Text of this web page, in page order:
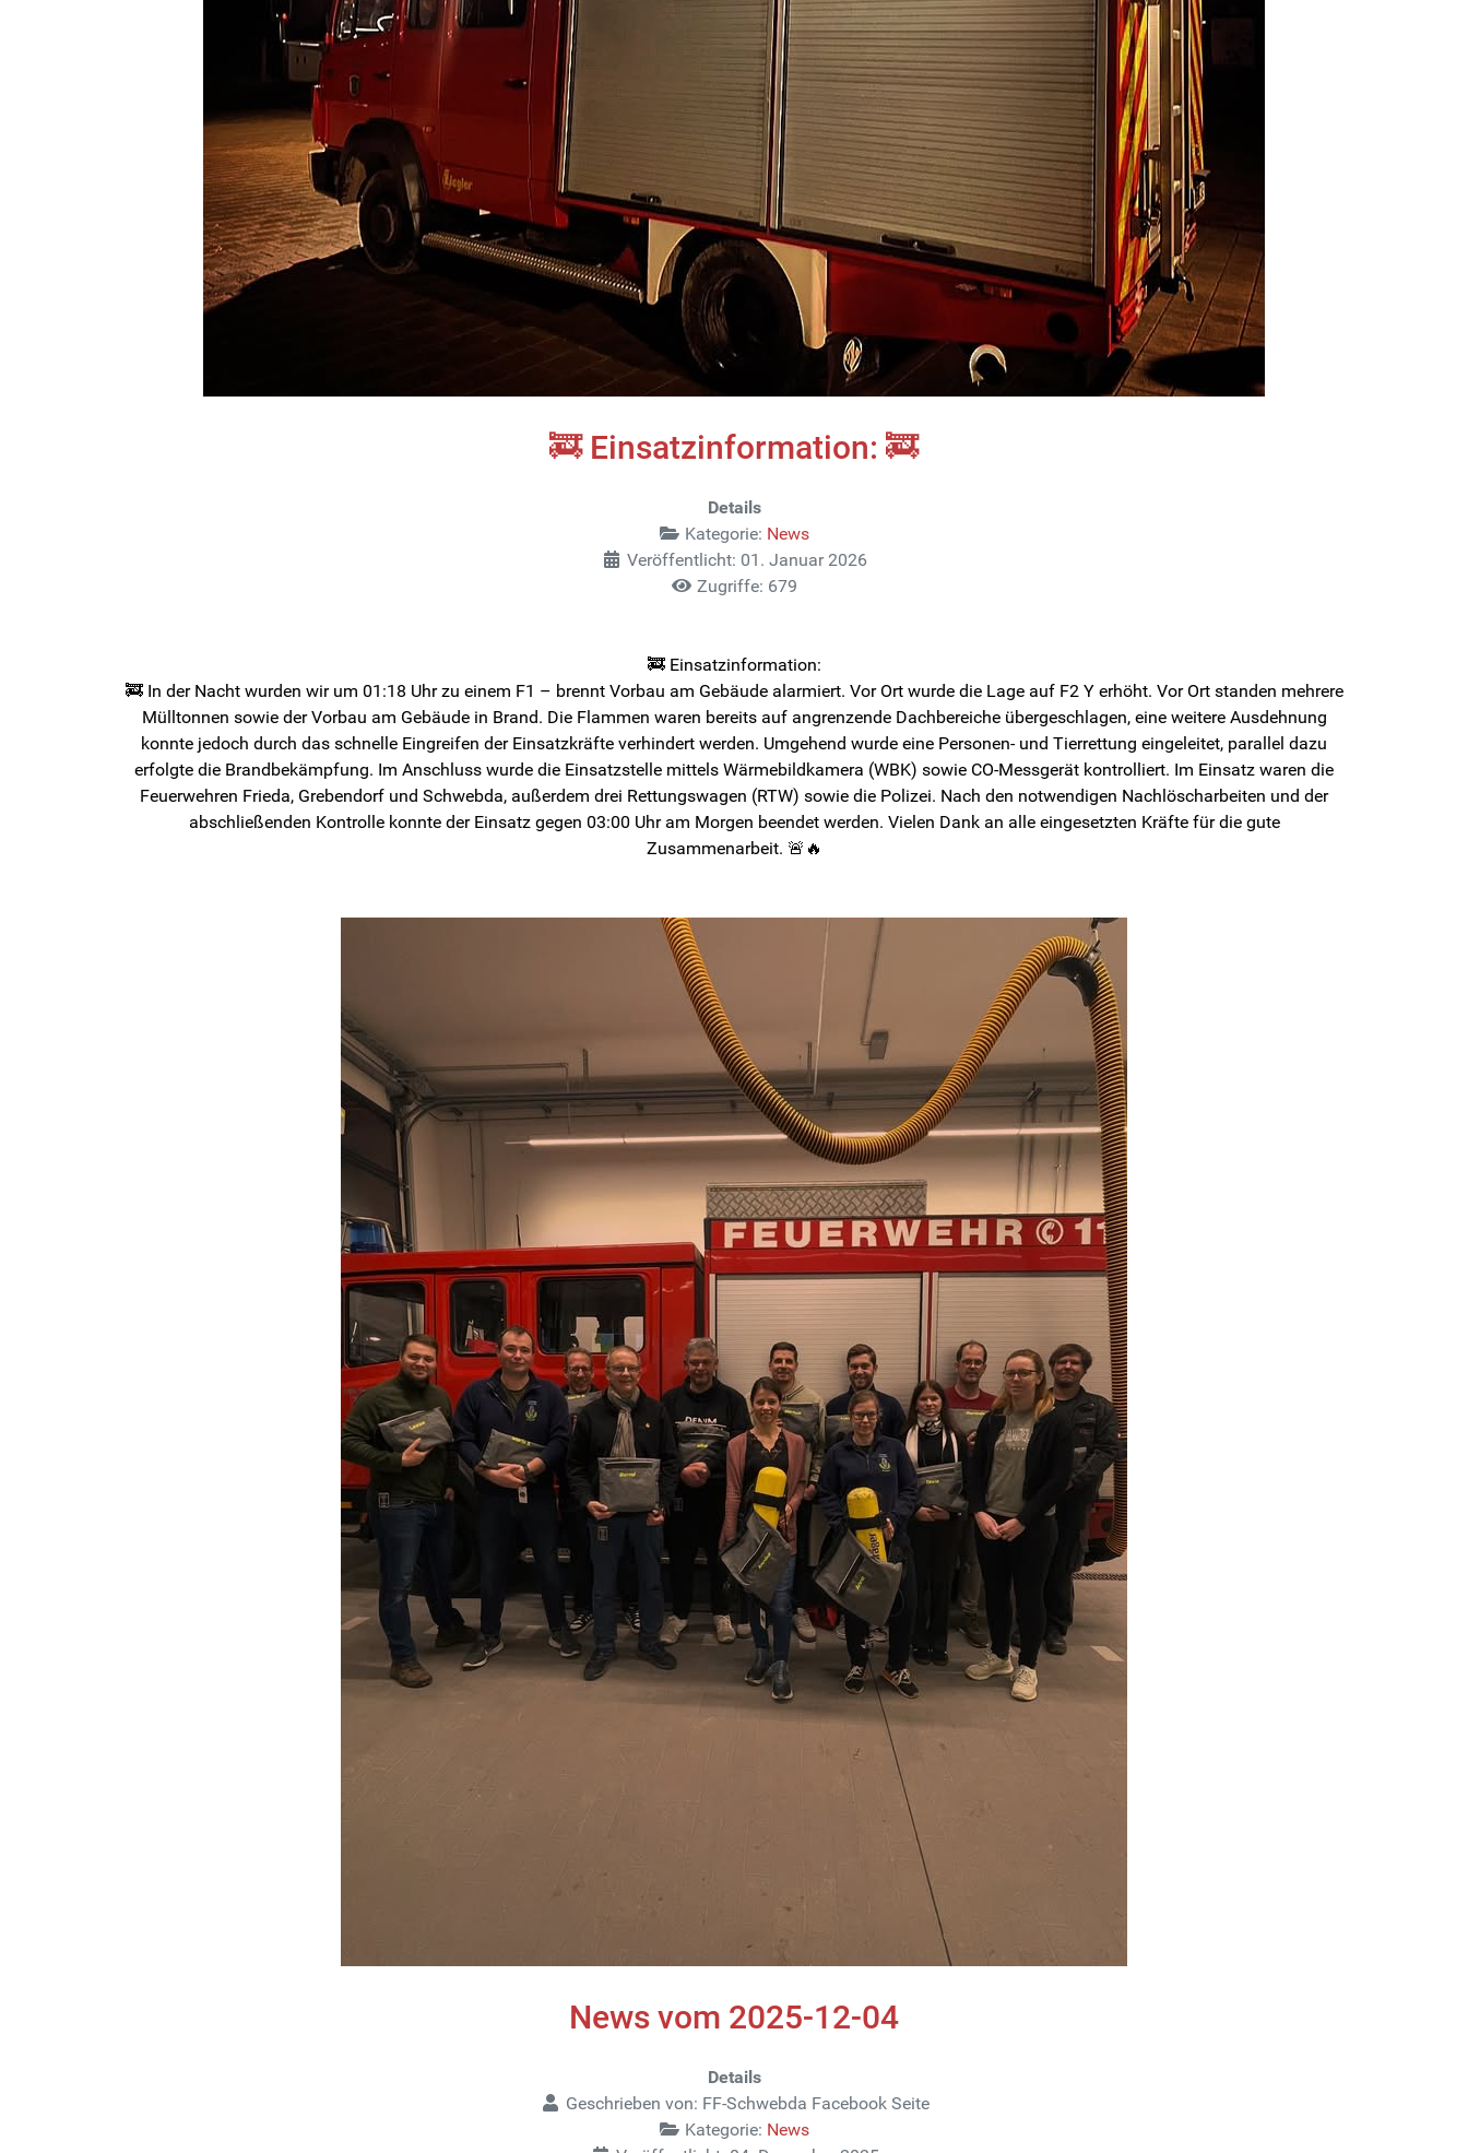
🚒 Einsatzinformation: 🚒
Details
Kategorie: News
Veröffentlicht: 01. Januar 2026
Zugriffe: 679
🚒 Einsatzinformation:
🚒 In der Nacht wurden wir um 01:18 Uhr zu einem F1 – brennt Vorbau am Gebäude alarmiert. Vor Ort wurde die Lage auf F2 Y erhöht. Vor Ort standen mehrere
Mülltonnen sowie der Vorbau am Gebäude in Brand. Die Flammen waren bereits auf angrenzende Dachbereiche übergeschlagen, eine weitere Ausdehnung
konnte jedoch durch das schnelle Eingreifen der Einsatzkräfte verhindert werden. Umgehend wurde eine Personen- und Tierrettung eingeleitet, parallel dazu
erfolgte die Brandbekämpfung. Im Anschluss wurde die Einsatzstelle mittels Wärmebildkamera (WBK) sowie CO-Messgerät kontrolliert. Im Einsatz waren die
Feuerwehren Frieda, Grebendorf und Schwebda, außerdem drei Rettungswagen (RTW) sowie die Polizei. Nach den notwendigen Nachlöscharbeiten und der
abschließenden Kontrolle konnte der Einsatz gegen 03:00 Uhr am Morgen beendet werden. Vielen Dank an alle eingesetzten Kräfte für die gute
Zusammenarbeit. 🚨🔥
News vom 2025-12-04
Details
Geschrieben von: FF-Schwebda Facebook Seite
Kategorie: News